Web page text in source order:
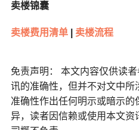
卖楼锦囊
卖楼费用清单| 卖楼流程
免责声明： 本文内容仅供读
讯的准确性，但并不对文中
准确性作出任何明示或暗示的
异，读者因信赖或使用本文